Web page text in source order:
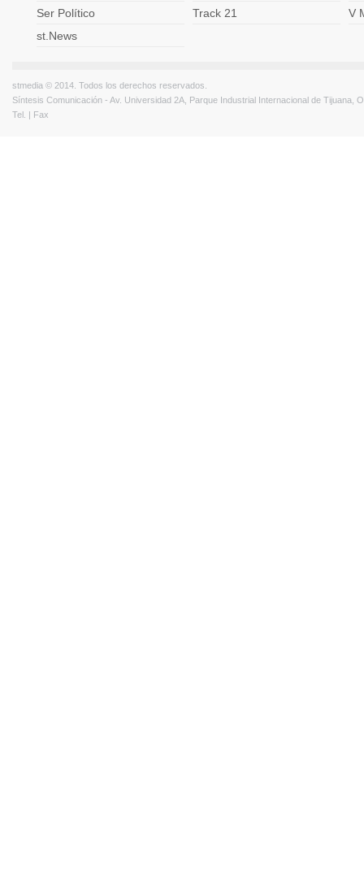
Ser Político Track 21
V
st.News
stmedia © 2014. Todos los derechos reservados.
Síntesis Comunicación - Av. Universidad 2A, Parque Industrial Internacional de Tijuana,
Tel. | Fax